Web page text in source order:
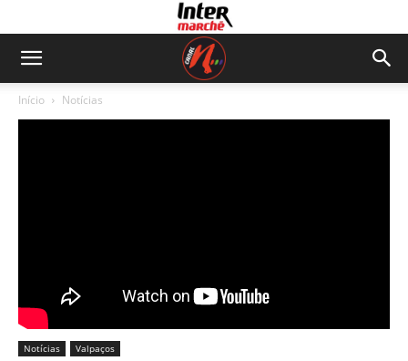
Início Notícias
Notícias Valpaços